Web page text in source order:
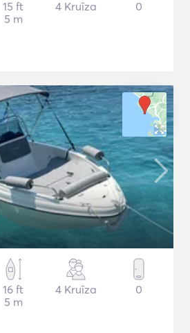
15 ft
5 m
4 Kruīza 0
16 ft
5 m
4 Kruīza 0